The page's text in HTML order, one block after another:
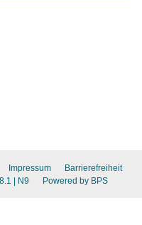
Impressum
Barrierefreiheit
| N9 Powered by BPS